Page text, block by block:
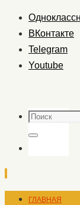
ВКонтакте
Telegram
Youtube
Поиск
Поиск
ПерейтиГЛАВНАЯ